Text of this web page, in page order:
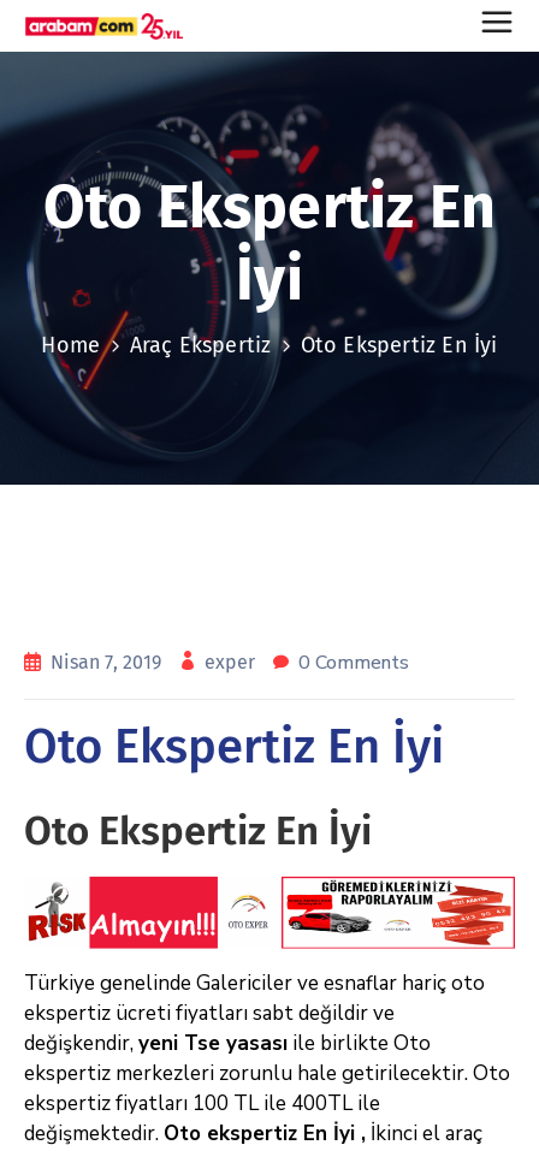
Oto Ekspertiz En
İyi
Home Araç Ekspertiz Oto Ekspertiz En İyi
Nisan 7, 2019 exper 0 Comments
Oto Ekspertiz En İyi
Oto Ekspertiz En İyi
Türkiye genelinde Galericiler ve esnaflar hariç oto
ekspertiz ücreti fiyatları sabt değildir ve
değişkendir,yeni Tse yasası ile birlikte Oto
ekspertiz merkezleri zorunlu hale getirilecektir. Oto
ekspertiz fiyatları 100 TL ile 400TL ile
değişmektedir. Oto ekspertiz En İyi , İkinci el araç